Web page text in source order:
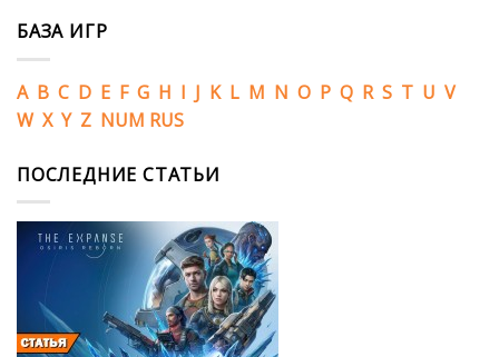
БАЗА ИГР
A B C D E F G H I J K L M N O P Q R S T U V
W X Y Z NUM RUS
ПОСЛЕДНИЕ СТАТЬИ